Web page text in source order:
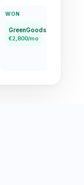
WON
GreenGoods
€2,800/mo